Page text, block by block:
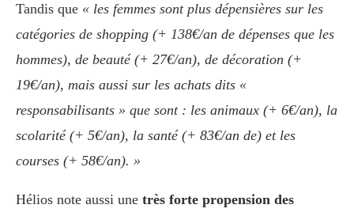
Tandis que « les femmes sont plus dépensières sur les
catégories de shopping (+ 138€/an de dépenses que les
hommes), de beauté (+ 27€/an), de décoration (+
19€/an), mais aussi sur les achats dits «
responsabilisants » que sont : les animaux (+ 6€/an), la
scolarité (+ 5€/an), la santé (+ 83€/an de) et les
courses (+ 58€/an). »
Hélios note aussi une très forte propension des